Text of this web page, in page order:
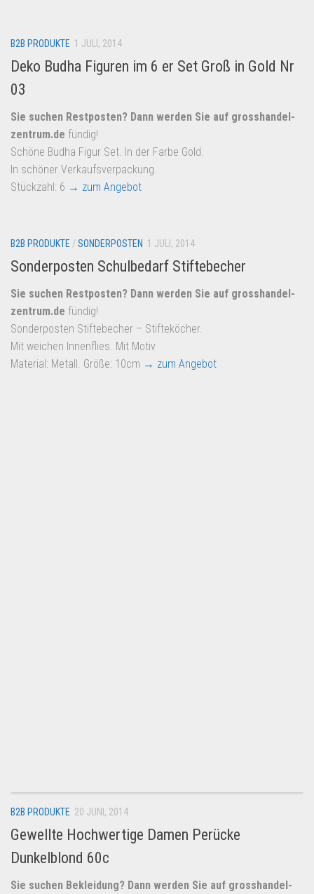
B2B PRODUKTE 1 JULI, 2014
Deko Budha Figuren im 6 er Set Groß in Gold Nr
03
Sie suchen Restposten? Dann werden Sie auf grosshandel-
zentrum.de fündig!
Schöne Budha Figur Set. In der Farbe Gold.
In schöner Verkaufsverpackung.
Stückzahl: 6 → zum Angebot
B2B PRODUKTE /SONDERPOSTEN 1 JULI, 2014
Sonderposten Schulbedarf Stiftebecher
Sie suchen Restposten? Dann werden Sie auf grosshandel-
zentrum.de fündig!
Sonderposten Stiftebecher – Stifteköcher.
Mit weichen Innenflies. Mit Motiv
Material: Metall. Größe: 10cm → zum Angebot
B2B PRODUKTE 20 JUNI, 2014
Gewellte Hochwertige Damen Perücke
Dunkelblond 60c
Sie suchen Bekleidung? Dann werden Sie auf grosshandel-